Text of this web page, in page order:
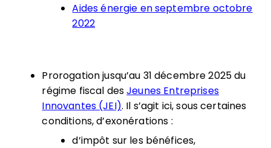
Aides énergie en septembre octobre
2022
Prorogation jusqu’au 31 décembre 2025 du
régime fiscal desJeunes Entreprises
Innovantes (JEI). Il s’agit ici, sous certaines
conditions, d’exonérations :
d’impôt sur les bénéfices,